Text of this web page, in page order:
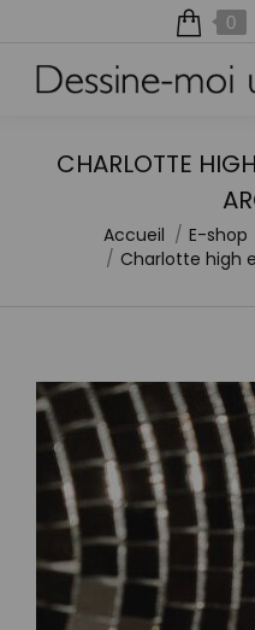
0
CHARLOTTE
Vous êtes ici :
Accueil E-shop
Charlotte high